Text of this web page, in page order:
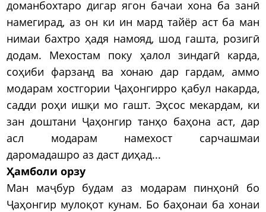
доманбохтаро дигар ягон бачаи хона ба занӣ
намегирад, аз он ки ин мард тайёр аст ба ман
нимаи бахтро ҳадя намояд, шод гашта, розигӣ
додам. Мехостам поку ҳалол зиндагӣ карда,
соҳиби фарзанд ва хонаю дар гардам, аммо
модарам хостгории Ҷаҳонгирро қабул накарда,
садди роҳи ишқи мо гашт. Эҳсос мекардам, ки
зан доштани Ҷаҳонгир танҳо баҳона аст, дар
асл модарам намехост сарчашмаи
даромадашро аз даст диҳад...
Ҳамболи орзу
Ман маҷбур будам аз модарам пинҳонӣ бо
Ҷаҳонгир мулоқот кунам. Бо баҳонаи ба хонаи